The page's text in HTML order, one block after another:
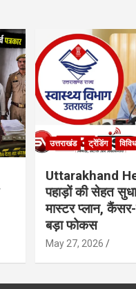
उत्तराखंड ट्रेंडिंग विविध
Uttarakhand
पहाड़ों की सेहत
मास्टर प्लान,
बड़ा फोकस
May 27, 2026